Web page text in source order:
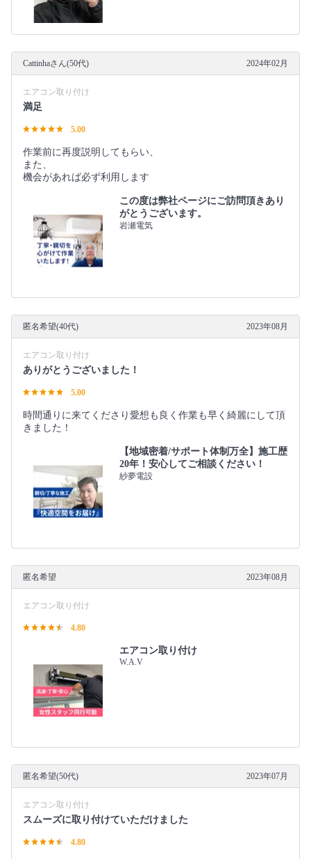
Cattinhaさん(50代) 2024年02月
エアコン取り付け
満足
5.00
作業前に再度説明してもらい、
また、
機会があれば必ず利用します
この度は弊社ページにご訪問頂きあり
がとうございます。
岩瀬電気
匿名希望(40代) 2023年08月
エアコン取り付け
ありがとうございました！
5.00
時間通りに来てくださり愛想も良く作業も早く綺麗にして頂
きました！
【地域密着/サポート体制万全】施工歴
20年！安心してご相談ください！
紗夢電設
匿名希望 2023年08月
エアコン取り付け
4.80
エアコン取り付け
W.A.V
匿名希望(50代) 2023年07月
エアコン取り付け
スムーズに取り付けていただけました
4.80